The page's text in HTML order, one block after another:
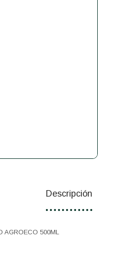
Descripción
AGROECO 500ML